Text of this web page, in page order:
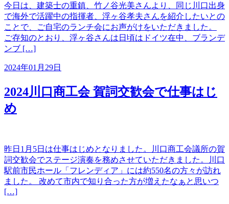
今日は、建築士の重鎮、竹ノ谷光美さんより、同じ川口出身
で海外で活躍中の指揮者、浮ヶ谷孝夫さんを紹介したいとの
ことで、ご自宅のランチ会にお声がけをいただきました。
ご存知のとおり、浮ヶ谷さんは日頃はドイツ在中、ブランデ
ンブ […]
2024年01月29日
2024川口商工会 賀詞交歓会で仕事はじ
め
昨日1月5日は仕事はじめとなりました。川口商工会議所の賀
詞交歓会でステージ演奏を務めさせていただきました。川口
駅前市民ホール「フレンディア」には約550名の方々が訪れ
ました。 改めて市内で知り合った方が増えたなぁと思いつ
[…]